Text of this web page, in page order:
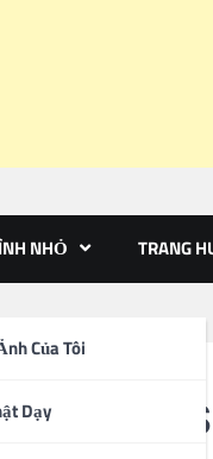
NHỎ
Của Tôi
Dạy
TRANG
NHỚ